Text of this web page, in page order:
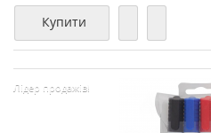
Купити
Лідер продажів!